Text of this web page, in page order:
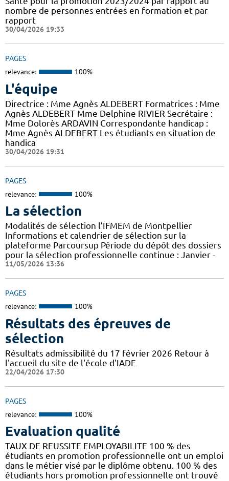
nombre de personnes entrées en formation et par
rapport
30/04/2026 19:33
PAGES
relevance: 100%
L'équipe
Directrice : Mme Agnès ALDEBERT Formatrices : Mme
Agnès ALDEBERT Mme Delphine RIVIER Secrétaire :
Mme Dolorès ARDAVIN Correspondante handicap :
Mme Agnès ALDEBERT Les étudiants en situation de
handica
30/04/2026 19:31
PAGES
relevance: 100%
La sélection
Modalités de sélection l’IFMEM de Montpellier
Informations et calendrier de sélection sur la
plateforme Parcoursup Période du dépôt des dossiers
pour la sélection professionnelle continue : Janvier -
11/05/2026 13:36
PAGES
relevance: 100%
Résultats des épreuves de
sélection
Résultats admissibilité du 17 février 2026 Retour à
l'accueil du site de l'école d'IADE
22/04/2026 17:30
PAGES
relevance: 100%
Evaluation qualité
TAUX DE REUSSITE EMPLOYABILITE 100 % des
étudiants en promotion professionnelle ont un emploi
dans le métier visé par le diplôme obtenu. 100 % des
étudiants hors promotion professionnelle ont trouvé